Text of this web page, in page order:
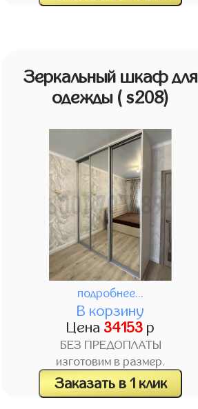
Зеркальный шкаф для
одежды ( s208)
подробнее...
В корзину
Цена 34153 р
БЕЗ ПРЕДОПЛАТЫ
изготовим в размер.
Заказать в 1 клик